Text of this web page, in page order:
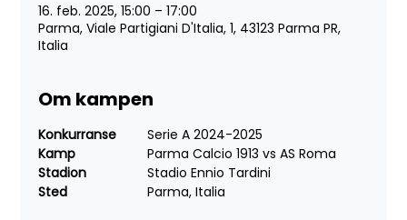
16. feb. 2025, 15:00 – 17:00
Parma, Viale Partigiani D'Italia, 1, 43123 Parma PR,
Italia
Om kampen
Konkurranse Serie A 2024-2025
Kamp Parma Calcio 1913 vs AS Roma
Stadion Stadio Ennio Tardini
Sted Parma, Italia